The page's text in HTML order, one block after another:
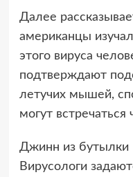
Далее
американцы
этого вируса
подтверждают
летучих мышей,
могут
Джинн из бутылки
Вирусологи